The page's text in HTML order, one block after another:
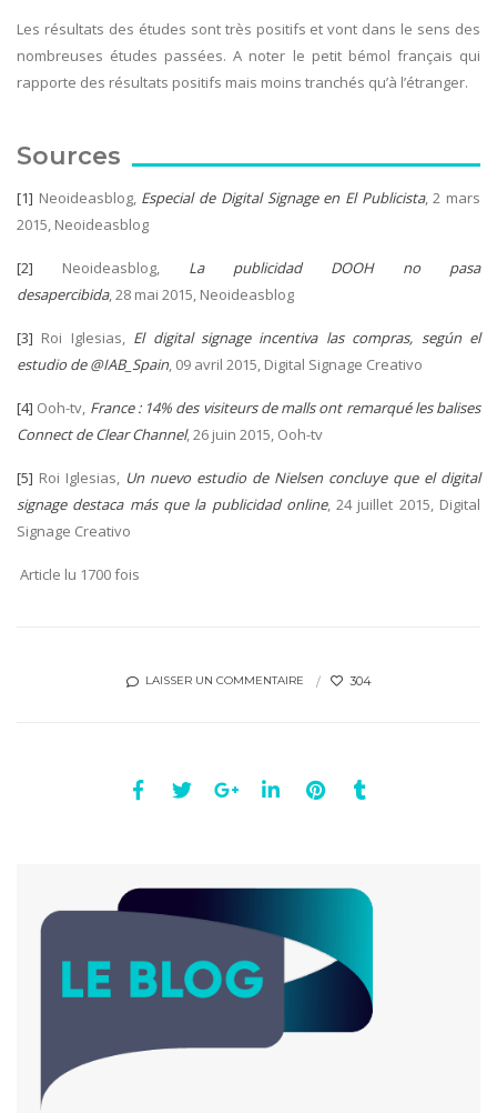
Les résultats des études sont très positifs et vont dans le sens des
nombreuses études passées. A noter le petit bémol français qui
rapporte des résultats positifs mais moins tranchés qu’à l’étranger.
Sources
[1] Neoideasblog, Especial de Digital Signage en El Publicista, 2 mars
2015, Neoideasblog
[2] Neoideasblog, La publicidad DOOH no pasa
desapercibida, 28 mai 2015, Neoideasblog
[3] Roi Iglesias, El digital signage incentiva las compras, según el
estudio de @IAB_Spain, 09 avril 2015, Digital Signage Creativo
[4] Ooh-tv, France : 14% des visiteurs de malls ont remarqué les balises
Connect de Clear Channel, 26 juin 2015, Ooh-tv
[5] Roi Iglesias, Un nuevo estudio de Nielsen concluye que el digital
signage destaca más que la publicidad online, 24 juillet 2015, Digital
Signage Creativo
Article lu 1700 fois
LAISSER UN COMMENTAIRE 304